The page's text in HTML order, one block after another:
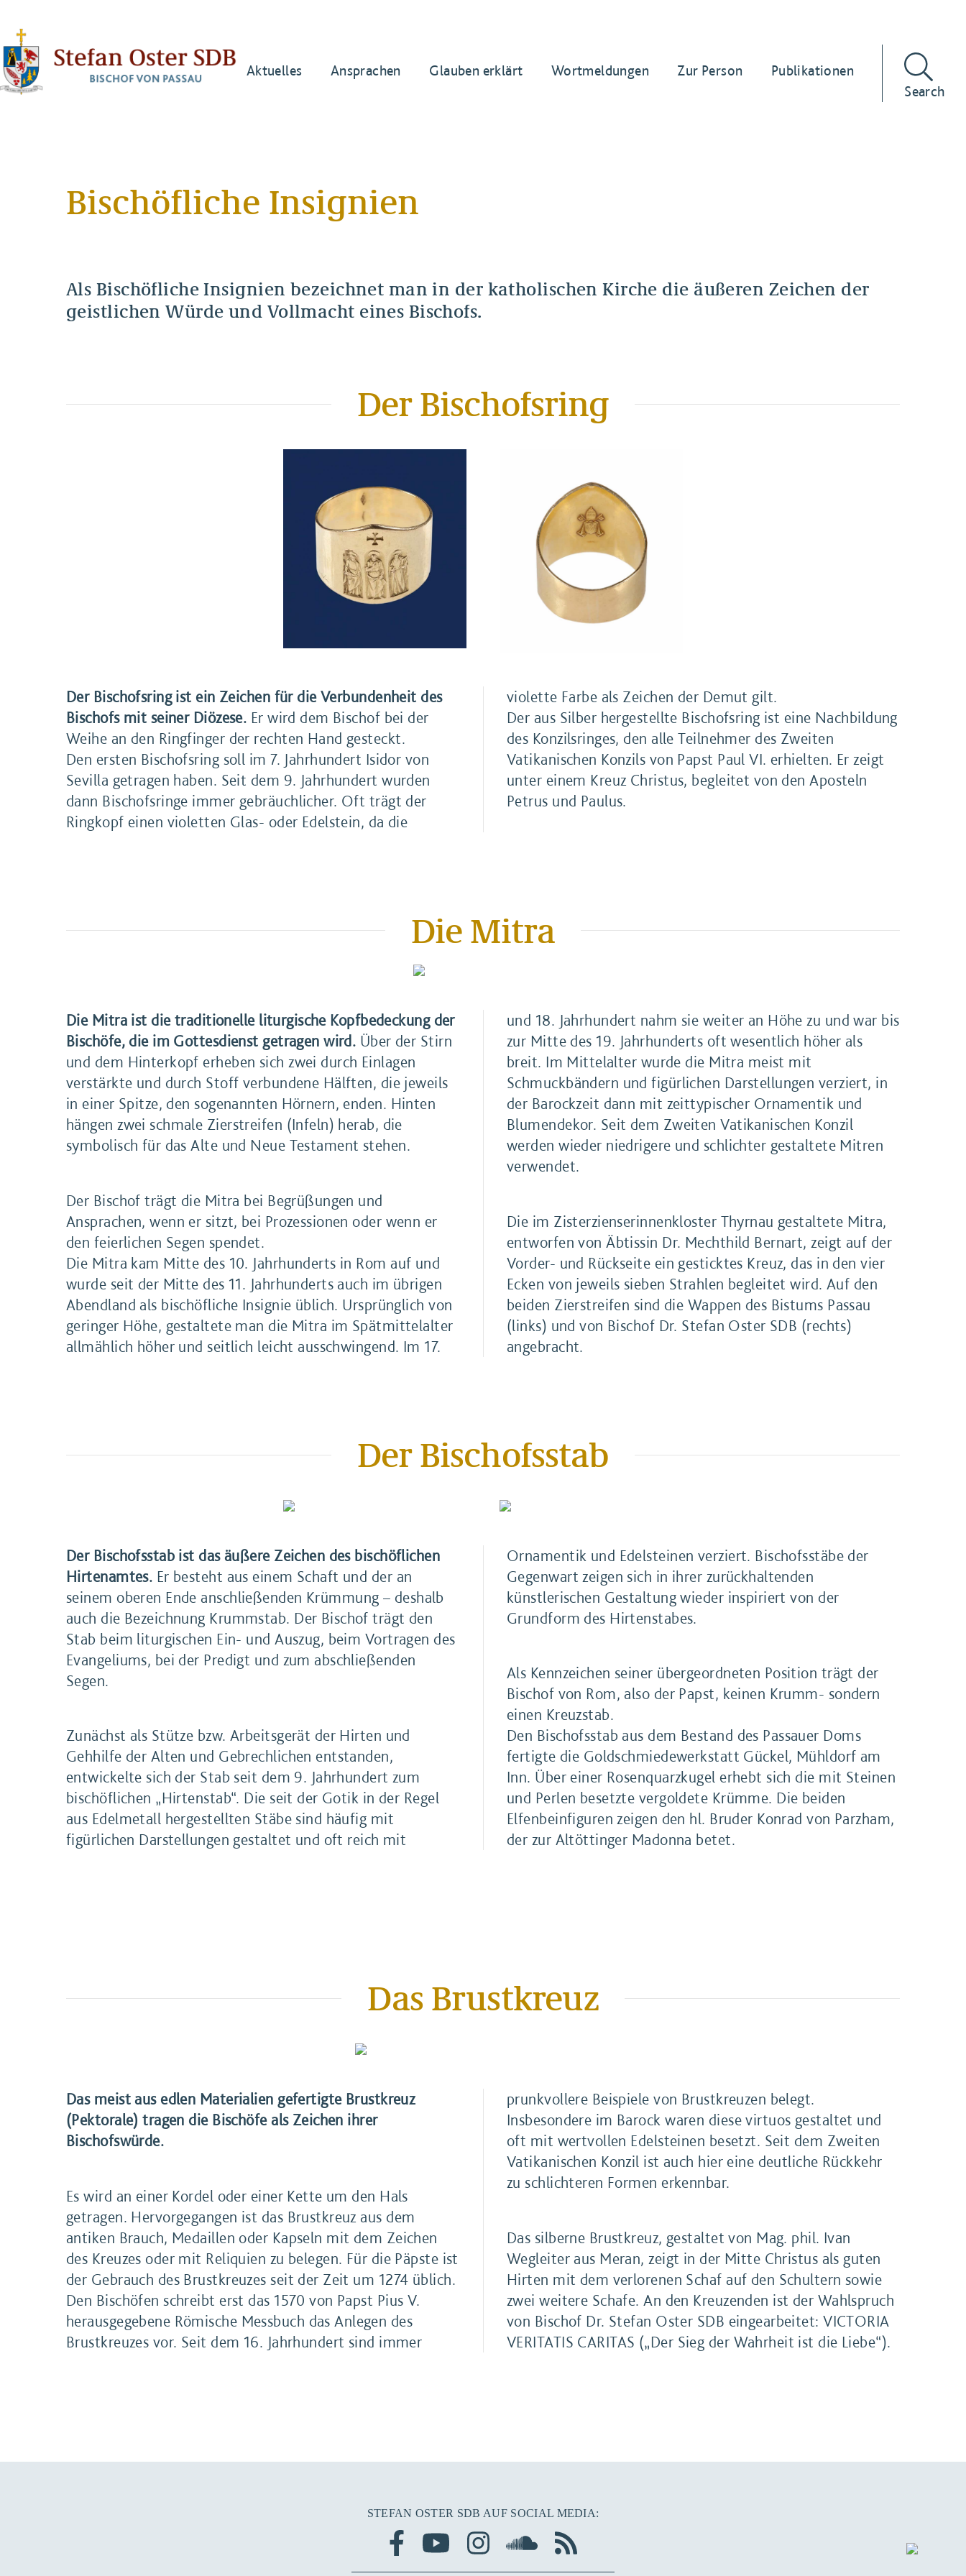
Aktuelles Ansprachen Glauben erklärt Wortmeldungen Zur Person
Publikationen
Search
Bischöfliche Insignien
Als Bischöfliche Insignien bezeichnet man in der katholischen Kirche die äußeren Zeichen der
geistlichen Würde und Vollmacht eines Bischofs.
Der Bischofsring
Der Bischofsring ist ein Zeichen für die Verbundenheit des
Bischofs mit seiner Diözese. Er wird dem Bischof bei der
Weihe an den Ringfinger der rechten Hand gesteckt.
Den ersten Bischofsring soll im 7. Jahrhundert Isidor von
Sevilla getragen haben. Seit dem 9. Jahrhundert wurden
dann Bischofsringe immer gebräuchlicher. Oft trägt der
Ringkopf einen violetten Glas- oder Edelstein, da die
violette Farbe als Zeichen der Demut gilt.
Der aus Silber hergestellte Bischofsring ist eine Nachbildung
des Konzilsringes, den alle Teilnehmer des Zweiten
Vatikanischen Konzils von Papst Paul VI. erhielten. Er zeigt
unter einem Kreuz Christus, begleitet von den Aposteln
Petrus und Paulus.
Die Mitra
Die Mitra ist die traditionelle liturgische Kopfbedeckung der
Bischöfe, die im Gottesdienst getragen wird. Über der Stirn
und dem Hinterkopf erheben sich zwei durch Einlagen
verstärkte und durch Stoff verbundene Hälften, die jeweils
in einer Spitze, den sogenannten Hörnern, enden. Hinten
hängen zwei schmale Zierstreifen (Infeln) herab, die
symbolisch für das Alte und Neue Testament stehen.
Der Bischof trägt die Mitra bei Begrüßungen und
Ansprachen, wenn er sitzt, bei Prozessionen oder wenn er
den feierlichen Segen spendet.
Die Mitra kam Mitte des 10. Jahrhunderts in Rom auf und
wurde seit der Mitte des 11. Jahrhunderts auch im übrigen
Abendland als bischöfliche Insignie üblich. Ursprünglich von
geringer Höhe, gestaltete man die Mitra im Spätmittelalter
allmählich höher und seitlich leicht ausschwingend. Im 17.
und 18. Jahrhundert nahm sie weiter an Höhe zu und war bis
zur Mitte des 19. Jahrhunderts oft wesentlich höher als
breit. Im Mittelalter wurde die Mitra meist mit
Schmuckbändern und figürlichen Darstellungen verziert, in
der Barockzeit dann mit zeittypischer Ornamentik und
Blumendekor. Seit dem Zweiten Vatikanischen Konzil
werden wieder niedrigere und schlichter gestaltete Mitren
verwendet.
Die im Zisterzienserinnenkloster Thyrnau gestaltete Mitra,
entworfen von Äbtissin Dr. Mechthild Bernart, zeigt auf der
Vorder- und Rückseite ein gesticktes Kreuz, das in den vier
Ecken von jeweils sieben Strahlen begleitet wird. Auf den
beiden Zierstreifen sind die Wappen des Bistums Passau
(links) und von Bischof Dr. Stefan Oster SDB (rechts)
angebracht.
Der Bischofsstab
Der Bischofsstab ist das äußere Zeichen des bischöflichen
Hirtenamtes. Er besteht aus einem Schaft und der an
seinem oberen Ende anschließenden Krümmung – deshalb
auch die Bezeichnung Krummstab. Der Bischof trägt den
Stab beim liturgischen Ein- und Auszug, beim Vortragen des
Evangeliums, bei der Predigt und zum abschließenden
Segen.
Zunächst als Stütze bzw. Arbeitsgerät der Hirten und
Gehhilfe der Alten und Gebrechlichen entstanden,
entwickelte sich der Stab seit dem 9. Jahrhundert zum
bischöflichen „Hirtenstab“. Die seit der Gotik in der Regel
aus Edelmetall hergestellten Stäbe sind häufig mit
figürlichen Darstellungen gestaltet und oft reich mit
Ornamentik und Edelsteinen verziert. Bischofsstäbe der
Gegenwart zeigen sich in ihrer zurückhaltenden
künstlerischen Gestaltung wieder inspiriert von der
Grundform des Hirtenstabes.
Als Kennzeichen seiner übergeordneten Position trägt der
Bischof von Rom, also der Papst, keinen Krumm- sondern
einen Kreuzstab.
Den Bischofsstab aus dem Bestand des Passauer Doms
fertigte die Goldschmiedewerkstatt Gückel, Mühldorf am
Inn. Über einer Rosenquarzkugel erhebt sich die mit Steinen
und Perlen besetzte vergoldete Krümme. Die beiden
Elfenbeinfiguren zeigen den hl. Bruder Konrad von Parzham,
der zur Altöttinger Madonna betet.
Das Brustkreuz
Das meist aus edlen Materialien gefertigte Brustkreuz
(Pektorale) tragen die Bischöfe als Zeichen ihrer
Bischofswürde.
Es wird an einer Kordel oder einer Kette um den Hals
getragen. Hervorgegangen ist das Brustkreuz aus dem
antiken Brauch, Medaillen oder Kapseln mit dem Zeichen
des Kreuzes oder mit Reliquien zu belegen. Für die Päpste ist
der Gebrauch des Brustkreuzes seit der Zeit um 1274 üblich.
Den Bischöfen schreibt erst das 1570 von Papst Pius V.
herausgegebene Römische Messbuch das Anlegen des
Brustkreuzes vor. Seit dem 16. Jahrhundert sind immer
prunkvollere Beispiele von Brustkreuzen belegt.
Insbesondere im Barock waren diese virtuos gestaltet und
oft mit wertvollen Edelsteinen besetzt. Seit dem Zweiten
Vatikanischen Konzil ist auch hier eine deutliche Rückkehr
zu schlichteren Formen erkennbar.
Das silberne Brustkreuz, gestaltet von Mag. phil. Ivan
Wegleiter aus Meran, zeigt in der Mitte Christus als guten
Hirten mit dem verlorenen Schaf auf den Schultern sowie
zwei weitere Schafe. An den Kreuzenden ist der Wahlspruch
von Bischof Dr. Stefan Oster SDB eingearbeitet: VICTORIA
VERITATIS CARITAS („Der Sieg der Wahrheit ist die Liebe“).
STEFAN OSTER SDB AUF SOCIAL MEDIA: